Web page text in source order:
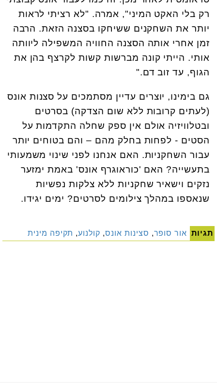
רק בלי האקט המיני", אמרה. "לא רציתי לראות
יותר את השחקנים ששיחקו בסצנה הזאת. הרבה
זמן אחרי אותה הסצנה החוויה המשפילה ליוותה
אותי. הייתי קונה מברשות קשות לקרצף בהן את
הגוף, עד זוב דם".
גם בימינו, יוצרים עדיין מסתמכים על סצנות אונס
(לעתים קרובות ללא שום הצדקה) בסרטים
ובטלוויזיה אולם אין ספק שחלה התקדמות על
הסטים - לפחות בחלק מהם – והם בטוחים יותר
עבור השחקניות. האם אנחנו לפני שינוי משמעותי
בתעשייה? האם 'כוראוגרף אונס' באמת ימזער
נזקים וישאיר שחקניות ללא צלקות נפשיות
שנאספו במהלך צילומים לסרטים? ימים יגידו.
תגיות אור סופר, סצינות אונס, קולנוע, תקיפה מינית